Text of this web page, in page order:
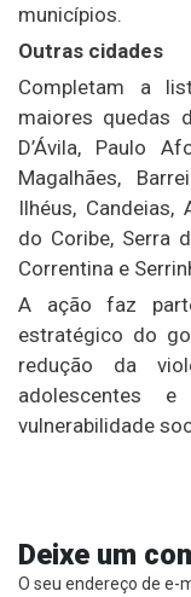
municípios.
Outras cidades
Completam a
maiores quedas
D’Ávila, Paulo
Magalhães,
Ilhéus, Candeias,
do Coribe, Serra
Correntina e
A ação faz
estratégico do
redução da
adolescentes
vulnerabilidade
Deixe um
O seu endereço de e-